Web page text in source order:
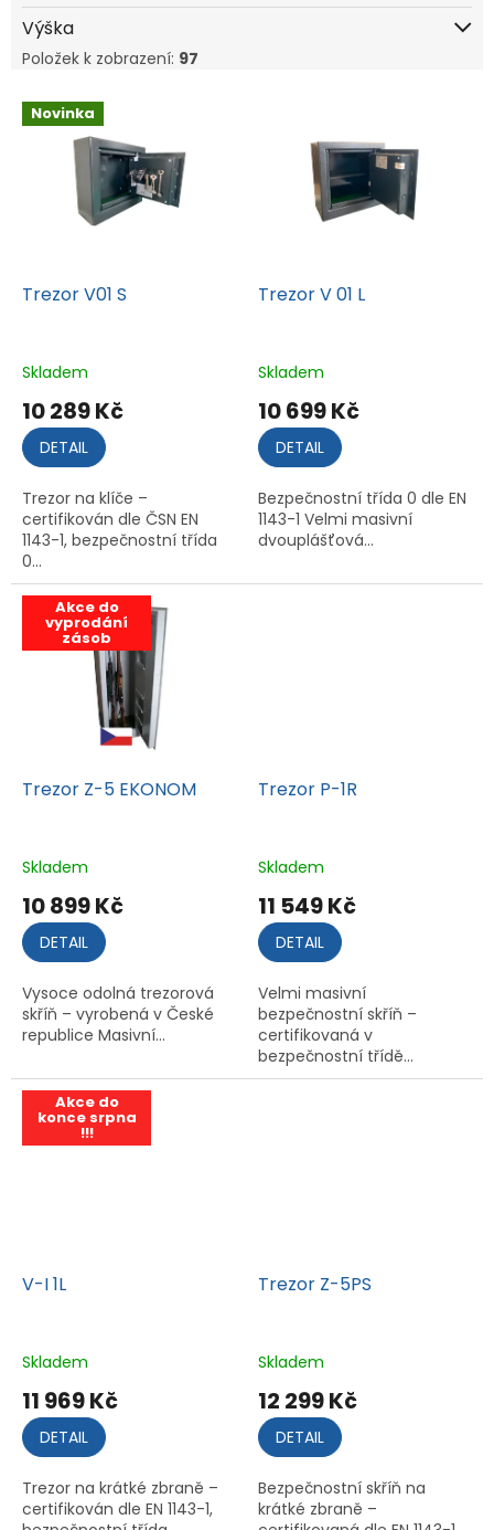
Výška
Položek k zobrazení: 97
V
d
Novinka
Trezor V01 S
Skladem
10 289 Kč
DETAIL
Trezor na klíče –
certifikován dle ČSN EN
1143-1, bezpečnostní třída
0...
Trezor V 01 L
Skladem
10 699 Kč
DETAIL
Bezpečnostní třída 0 dle EN
1143-1 Velmi masivní
dvouplášťová...
Akce do
vyprodání
zásob 13 399 Kč
Trezor Z-5 EKONOM
Skladem
10 899 Kč
DETAIL
Vysoce odolná trezorová
skříň – vyrobená v České
republice Masivní...
Trezor P-1R
Skladem
11 549 Kč
DETAIL
Velmi masivní
bezpečnostní skříň –
certifikovaná v
bezpečnostní třídě...
Akce do
konce srpna
!!!
V-I 1L
Skladem
11 969 Kč
DETAIL
Trezor na krátké zbraně –
certifikován dle EN 1143-1,
Trezor Z-5PS
Skladem
12 299 Kč
DETAIL
Bezpečnostní skříň na
krátké zbraně –